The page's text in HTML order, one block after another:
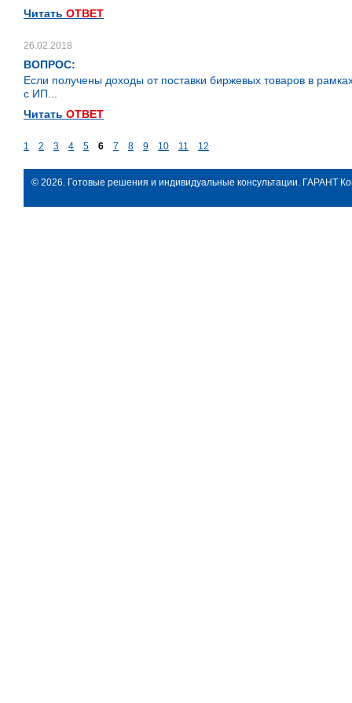
Читать ОТВЕТ
26.02.2018
ВОПРОС:
Если получены доходы от поставки биржевых товаров в
с ИП...
Читать ОТВЕТ
1 2 3 4 5 6 7 8 9 10 11 12
© 2026. Готовые решения и индивидуальные консультации. ГАРАНТ